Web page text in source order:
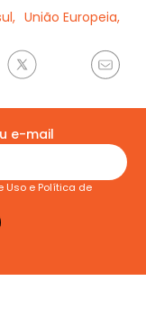
União Europeia,
e-mail
Uso e Política de